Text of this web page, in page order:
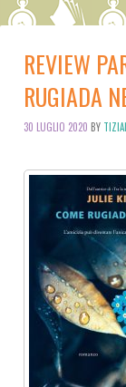
REVIEW
RUGIADA
30 LUGLIO 2020 BY